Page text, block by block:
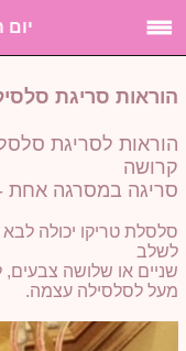
יום
הוראות סריגת
הוראות לסריגת
קרושה
סריגה במסרגה אחת -
סלסלת טריקו יכולה
לשלב
שניים או שלושה
מעל לסלסילה עצמה.